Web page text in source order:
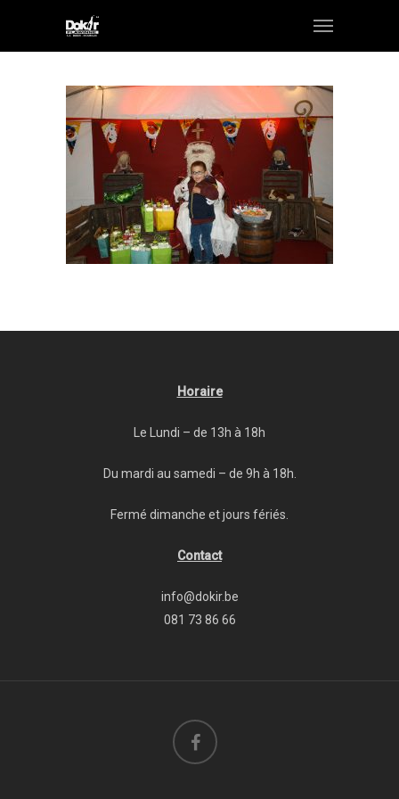
Horaire
Le Lundi – de 13h à 18h
Du mardi au samedi – de 9h à 18h.
Fermé dimanche et jours fériés.
Contact
info@dokir.be
081 73 86 66